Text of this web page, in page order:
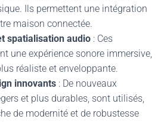
Ils permettent une intégration
maison connectée.
spatialisation audio : Ces
une expérience sonore immersive,
réaliste et enveloppante.
innovants : De nouveaux
et plus durables, sont utilisés,
de modernité et de robustesse